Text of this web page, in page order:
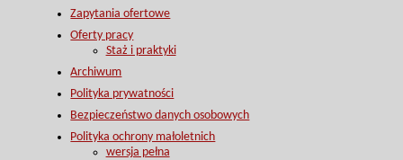
Zapytania ofertowe
Oferty pracy
Staż i praktyki
Archiwum
Polityka prywatności
Bezpieczeństwo danych osobowych
Polityka ochrony małoletnich
wersja pełna